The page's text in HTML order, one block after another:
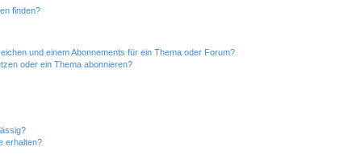
finden?
und einem Abonnements für ein Thema oder Forum?
oder ein Thema abonnieren?
erhalten?